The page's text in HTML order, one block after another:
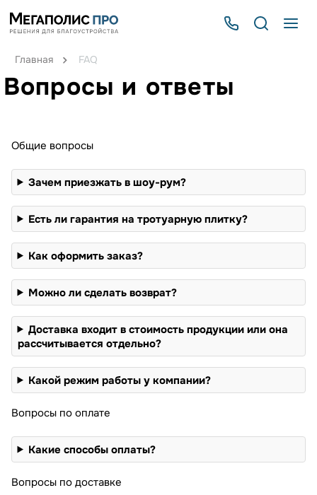
Главная FAQ
Вопросы и ответы
Общие вопросы
Зачем приезжать в шоу-рум?
Есть ли гарантия на тротуарную плитку?
Как оформить заказ?
Можно ли сделать возврат?
Доставка входит в стоимость продукции или она
рассчитывается отдельно?
Какой режим работы у компании?
Вопросы по оплате
Какие способы оплаты?
Вопросы по доставке